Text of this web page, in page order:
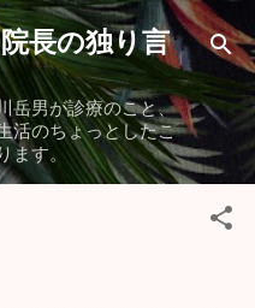
ンテンツに移動
長の独り言
男が診療のこと、
活のちょっとしたこ
ます。